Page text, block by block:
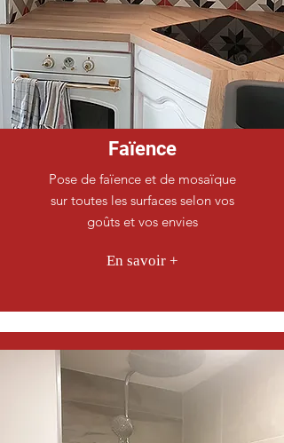
Faïence
Pose de faïence et de mosaïque
sur toutes les surfaces selon vos
goûts et vos envies
En savoir +